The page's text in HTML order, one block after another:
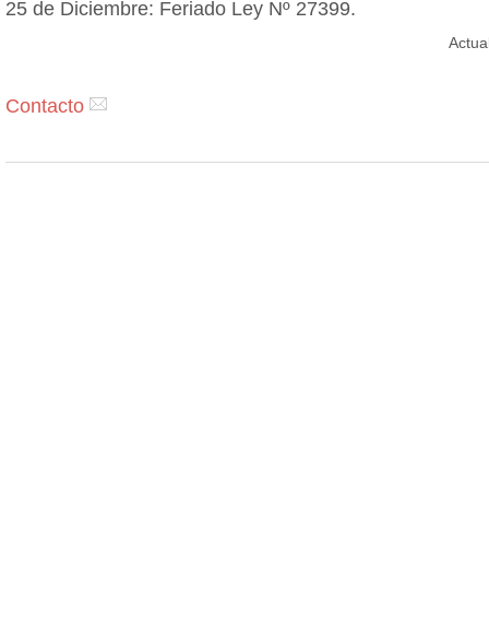
25 de Diciembre: Feriado Ley Nº 27399.
Contacto